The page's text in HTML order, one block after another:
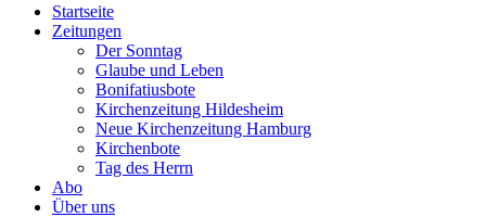
Startseite
Zeitungen
Der Sonntag
Glaube und Leben
Bonifatiusbote
Kirchenzeitung Hildesheim
Neue Kirchenzeitung Hamburg
Kirchenbote
Tag des Herrn
Abo
Über uns